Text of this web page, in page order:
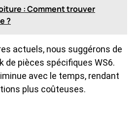
: Comment trouver
?
actuels, nous suggérons de
de pièces spécifiques WS6.
avec le temps, rendant
plus coûteuses.